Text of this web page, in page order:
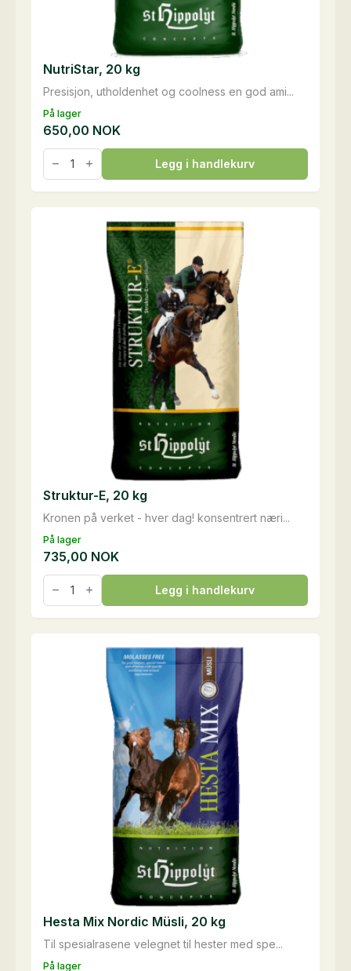
På lager
Presisjon, utholdenhet og coolness en god ami...
NutriStar, 20 kg
650,00 NOK
NutriStar,
20
kg
antall
Legg i handlekurv
På lager
Kronen på verket - hver dag! konsentrert næri...
Struktur-E, 20 kg
735,00 NOK
Struktur-
E,
20
kg
Legg i handlekurv
På lager
Til spesialrasene velegnet til hester med spe...
Hesta Mix Nordic Müsli, 20 kg